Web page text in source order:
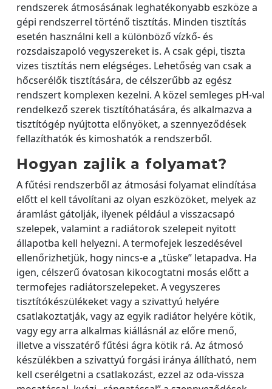
rendszerek átmosásának leghatékonyabb eszköze a
gépi rendszerrel történő tisztítás. Minden tisztítás
esetén használni kell a különböző vízkő- és
rozsdaiszapoló vegyszereket is. A csak gépi, tiszta
vizes tisztítás nem elégséges. Lehetőség van csak a
hőcserélők tisztítására, de célszerűbb az egész
rendszert komplexen kezelni. A közel semleges pH-val
rendelkező szerek tisztítóhatására, és alkalmazva a
tisztítógép nyújtotta előnyöket, a szennyeződések
fellazíthatók és kimoshatók a rendszerből.
Hogyan zajlik a folyamat?
A fűtési rendszerből az átmosási folyamat elindítása
előtt el kell távolítani az olyan eszközöket, melyek az
áramlást gátolják, ilyenek például a visszacsapó
szelepek, valamint a radiátorok szelepeit nyitott
állapotba kell helyezni. A termofejek leszedésével
ellenőrizhetjük, hogy nincs-e a „tüske” letapadva. Ha
igen, célszerű óvatosan kikocogtatni mosás előtt a
termofejes radiátorszelepeket. A vegyszeres
tisztítókészülékeket vagy a szivattyú helyére
csatlakoztatják, vagy az egyik radiátor helyére kötik,
vagy egy arra alkalmas kiállásnál az előre menő,
illetve a visszatérő fűtési ágra kötik rá. Az átmosó
készülékben a szivattyú forgási iránya állítható, nem
kell cserélgetni a csatlakozást, ezzel az oda-vissza